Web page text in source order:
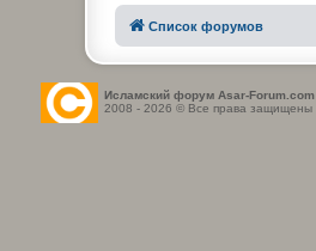
Список форумов
Исламский форум Asar-Forum.com
2008 - 2026 © Все права защищены